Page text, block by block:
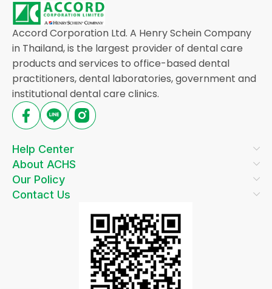
Accord Corporation Ltd. A Henry Schein Company
in Thailand, is the largest provider of dental care
products and services to office-based dental
practitioners, dental laboratories, government and
institutional dental care clinics.
Help Center
About ACHS
Our Policy
Contact Us